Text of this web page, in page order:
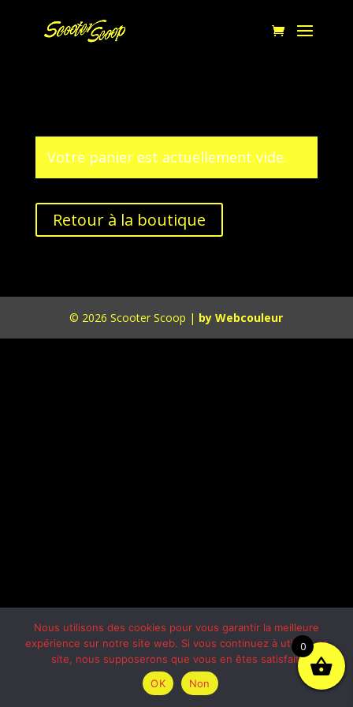
Votre panier est actuellement vide.
Retour à la boutique
© 2026 Scooter Scoop | by Webcouleur
0
Nous utilisons des cookies pour vous garantir la meilleure
expérience sur notre site web. Si vous continuez à utiliser ce
site, nous supposerons que vous en êtes satisfait.
OK
Non